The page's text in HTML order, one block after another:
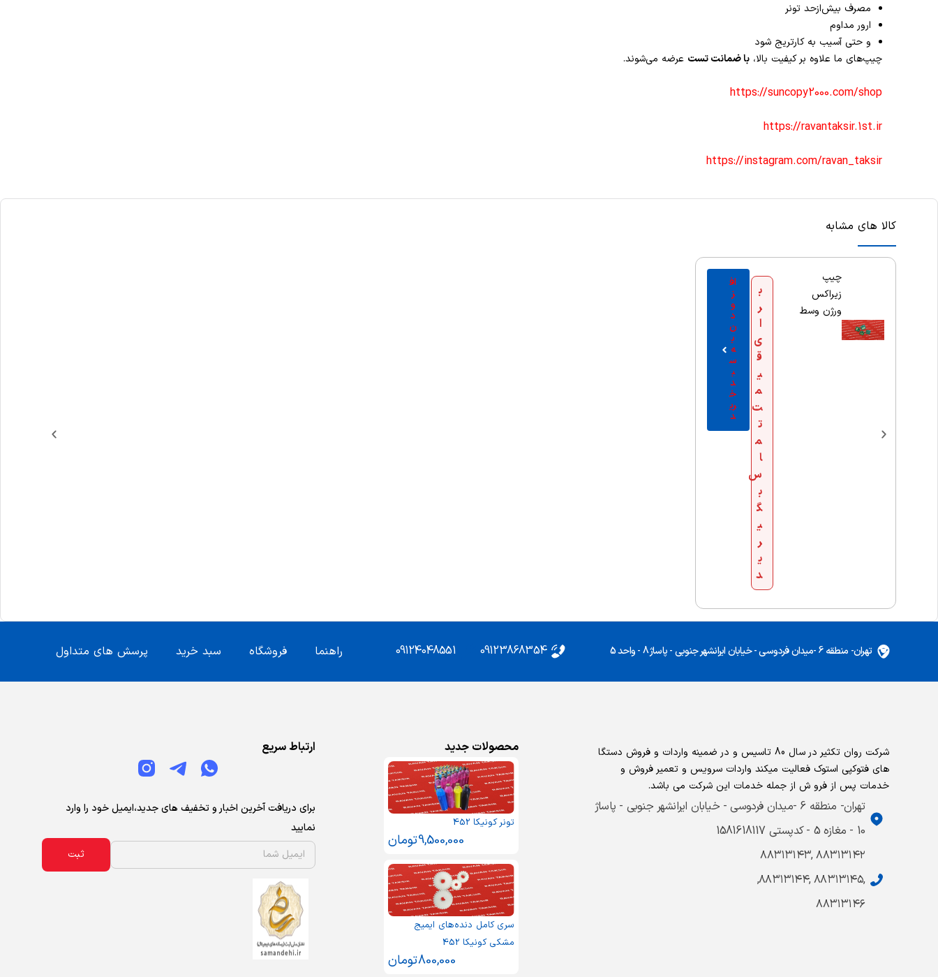
مصرف بیش‌ازحد تونر
ارور مداوم
و حتی آسیب به کارتریج شود
چیپ‌های ما علاوه بر کیفیت بالا، با ضمانت تست عرضه می‌شوند.
https://suncopy2000.com/shop
https://ravantaksir.1st.ir
https://instagram.com/ravan_taksir
کالا های مشابه
چیپ
زیراکس
ورژن وسط
ب
ر
ا
ی
ق
ی
م
ت
ت
م
ا
س
ب
گ
ی
ر
ی
د
اف
ز
و
د
ن
ب
ه
س
ب
د
خ
ری
د
تهران- منطقه 6 -میدان فردوسی - خیابان ایرانشهر جنوبی - پاساژ 8 - واحد 5 09123868354
09124048551 راهنما فروشگاه سبد خرید پرسش های متداول
شرکت روان تکثیر در سال 80 تاسیس و در ضمینه واردات و فروش دستگا
های فتوکپی استوک فعالیت میکند واردات سرویس و تعمیر فروش و
خدمات پس از فرو ش از جمله خدمات این شرکت می باشد.
تهران- منطقه 6 -میدان فردوسی - خیابان ایرانشهر جنوبی - پاساژ
10 - مغازه 5 - کدپستی 1581618117
۸۸۳۱۳۱۴۲ ,۸۸۳۱۳۱۴۳
,۸۸۳۱۳۱۴۵ ,۸۸۳۱۳۱۴۴,
۸۸۳۱۳۱۴۶
محصولات جدید
تونر کونیکا 452
9,500,000تومان
سری کامل دنده‌های ایمیج
مشکی کونیکا 452
800,000تومان
ارتباط سریع
برای دریافت آخرین اخبار و تخفیف های جدید،ایمیل خود را وارد
نمایید
ثبت